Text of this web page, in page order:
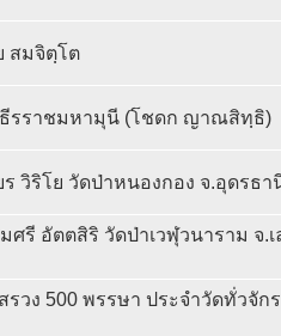
สมจิตฺโต
รราชมหามุนี (โชดก ญาณสิทฺธิ)
ร วิริโย วัดป่าหนองกอง จ.อุดรธา
ศรี อัตตสิริ วัดป่าเวฬุวนาราม จ.เ
รวง 500 พรรษา ประจำวัดทั่วจัก